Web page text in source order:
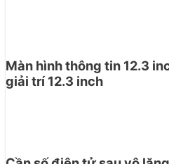
Màn hình thông tin 12.3
giải trí 12.3 inch